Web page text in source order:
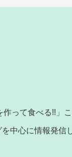
って食べる!!」
中心に情報発信